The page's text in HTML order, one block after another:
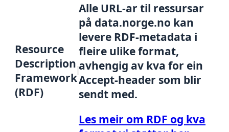
Resource
Description
Framework
(RDF)
Alle URL-ar til ressursar
på data.norge.no kan
levere RDF-metadata i
fleire ulike format,
avhengig av kva for ein
Accept-header som blir
sendt med.
Les meir om RDF og kva